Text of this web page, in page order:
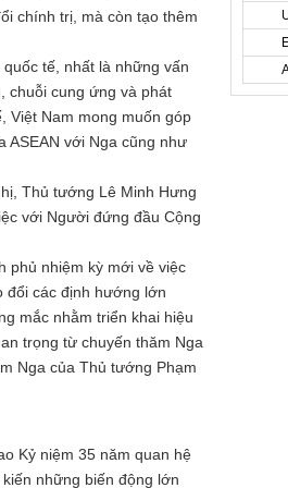
chính trị, mà còn tạo thêm
tế, nhất là những vấn
chuỗi cung ứng và phát
Việt Nam mong muốn góp
ASEAN với Nga cũng như
Thủ tướng Lê Minh Hưng
với Người đứng đầu Cộng
phủ nhiệm kỳ mới về việc
đổi các định hướng lớn
mắc nhằm triển khai hiệu
trọng từ chuyến thăm Nga
Nga của Thủ tướng Phạm
Kỷ niệm 35 năm quan hệ
những biến động lớn